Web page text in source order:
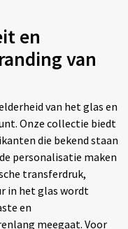
en
van
van het glas en
Onze collectie biedt
die bekend staan
personalisatie maken
transferdruk,
in het glas wordt
en
meegaat. Voor